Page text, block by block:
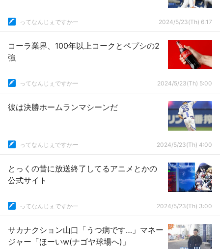
ってなんじぇですかー 2024/5/23(Th) 6:17
コーラ業界、100年以上コークとペプシの2
強
ってなんじぇですかー 2024/5/23(Th) 5:00
彼は決勝ホームランマシーンだ
ってなんじぇですかー 2024/5/23(Th) 4:00
とっくの昔に放送終了してるアニメとかの
公式サイト
ってなんじぇですかー 2024/5/23(Th) 3:00
サカナクション山口「うつ病です…」マネー
ジャー「ほーいw(ナゴヤ球場へ)」